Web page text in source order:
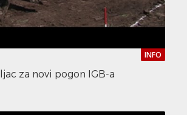
INFO
za novi pogon IGB-a